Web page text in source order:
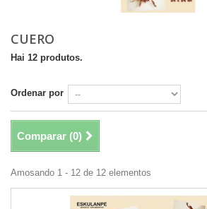
CUERO
Hai 12 produtos.
Ordenar por
Comparar (0)
Amosando 1 - 12 de 12 elementos